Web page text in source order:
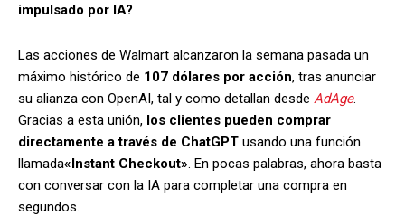
impulsado por IA?
Las acciones de Walmart alcanzaron la semana pasada un
máximo histórico de 107 dólares por acción, tras anunciar
su alianza con OpenAI, tal y como detallan desde AdAge.
Gracias a esta unión, los clientes pueden comprar
directamente a través de ChatGPT usando una función
llamada«Instant Checkout». En pocas palabras, ahora basta
con conversar con la IA para completar una compra en
segundos.